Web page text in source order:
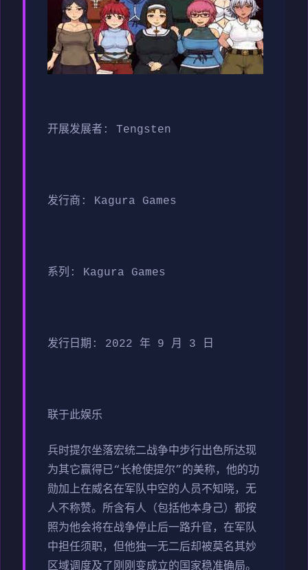
开展发展者: Tengsten
发行商: Kagura Games
系列: Kagura Games
发行日期: 2022 年 9 月 3 日
联于此娱乐
兵时提尔坐落宏统二战争中步行出色所达现
为其它赢得已“长枪使提尔”的美称，他的功
勋加上在威名在军队中空的人员不知晓，无
人不称赞。所含有人（包括他本身己）都按
照为他会将在战争停止后一路升官，在军队
中担任须职，但他独一无二后却被莫名其妙
区域调度及了刚刚变成立的国家稳准确局。